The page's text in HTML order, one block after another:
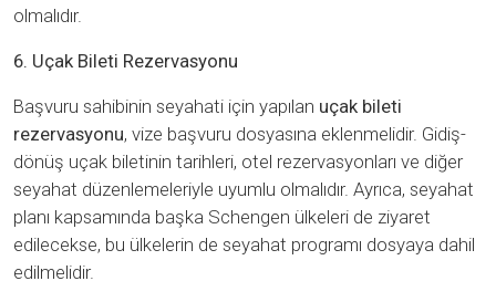
olmalıdır.
6. Uçak Bileti Rezervasyonu
Başvuru sahibinin seyahati için yapılan uçak bileti
rezervasyonu, vize başvuru dosyasına eklenmelidir. Gidiş-
dönüş uçak biletinin tarihleri, otel rezervasyonları ve diğer
seyahat düzenlemeleriyle uyumlu olmalıdır. Ayrıca, seyahat
planı kapsamında başka Schengen ülkeleri de ziyaret
edilecekse, bu ülkelerin de seyahat programı dosyaya dahil
edilmelidir.